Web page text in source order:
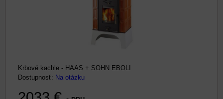
Krbové kachle - HAAS + SOHN EBOLI
Dostupnosť: Na otázku